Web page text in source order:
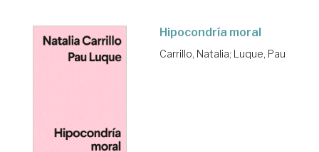
Hipocondría moral
Carrillo, Natalia; Luque, Pau